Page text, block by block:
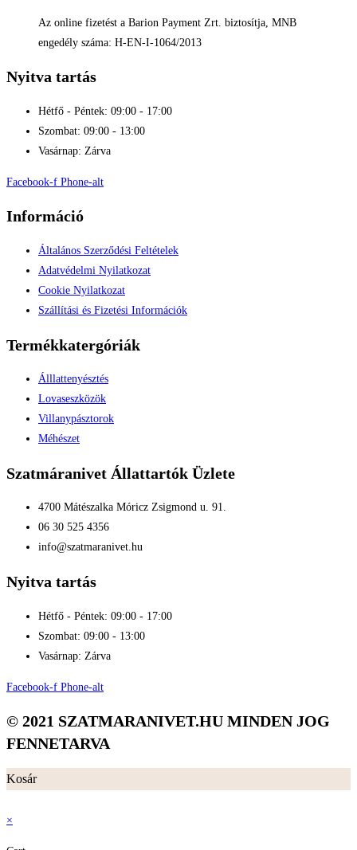
Az online fizetést a Barion Payment Zrt. biztosítja, MNB
engedély száma: H-EN-I-1064/2013
Nyitva tartás
Hétfő - Péntek: 09:00 - 17:00
Szombat: 09:00 - 13:00
Vasárnap: Zárva
Facebook-f Phone-alt
Információ
Általános Szerződési Feltételek
Adatvédelmi Nyilatkozat
Cookie Nyilatkozat
Szállítási és Fizetési Információk
Termékkatergóriák
Álllattenyésztés
Lovaseszközök
Villanypásztorok
Méhészet
Szatmáranivet Állattartók Üzlete
4700 Mátészalka Móricz Zsigmond u. 91.
06 30 525 4356
info@szatmaranivet.hu
Nyitva tartás
Hétfő - Péntek: 09:00 - 17:00
Szombat: 09:00 - 13:00
Vasárnap: Zárva
Facebook-f Phone-alt
© 2021 SZATMARANIVET.HU MINDEN JOG
FENNETARVA
Kosár
×